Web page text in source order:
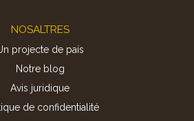
NOSALTRES
projecte de país
Notre blog
Avis juridique
de confidentialité